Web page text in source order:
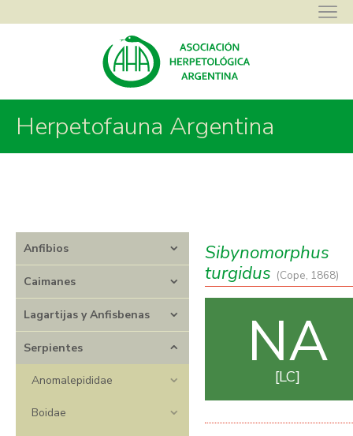
Asociación Herpetológica Argentina Herpetofauna Argentina
Serpientes >Dipsadidae > Sibynomorphus> Sibynomorphus turgidus
Herpetofauna Argentina
Anfibios
Caimanes
Lagartijas y Anfisbenas
Serpientes
Anomalepididae
Boidae
Sibynomorphus
turgidus (Cope, 1868)
NA
LC